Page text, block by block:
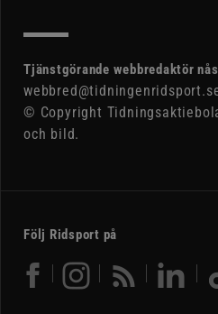
Tjänstgörande webbredaktör
© Copyright
och bild.
Följ Ridsport på